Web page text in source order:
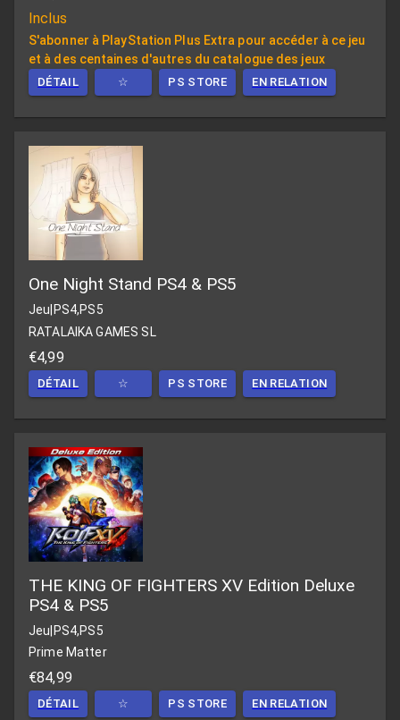
Inclus
S'abonner à PlayStation Plus Extra pour accéder à ce jeu
et à des centaines d'autres du catalogue des jeux
DÉTAIL ☆ PS STORE EN RELATION
One Night Stand PS4 & PS5
Jeu PS4,PS5
RATALAIKA GAMES SL
€4,99
DÉTAIL ☆ PS STORE EN RELATION
THE KING OF FIGHTERS XV Edition Deluxe
PS4 & PS5
Jeu|PS4,PS5
Prime Matter
€84,99
DÉTAIL ☆ PS STORE EN RELATION